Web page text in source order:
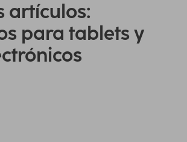
artículos:
para tablets y